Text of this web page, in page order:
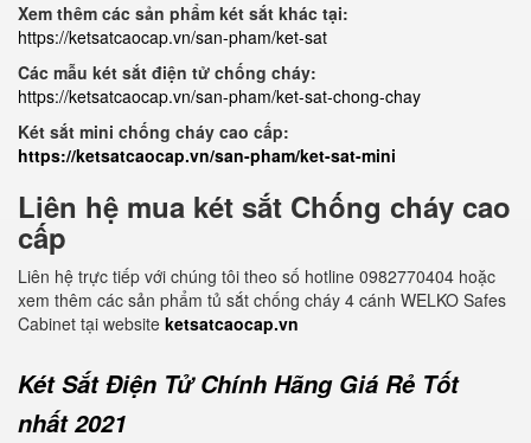
Xem thêm các sản phẩm két sắt khác tại:
https://ketsatcaocap.vn/san-pham/ket-sat
Các mẫu két sắt điện tử chống cháy:
https://ketsatcaocap.vn/san-pham/ket-sat-chong-chay
Két sắt mini chống cháy cao cấp:
https://ketsatcaocap.vn/san-pham/ket-sat-mini
Liên hệ mua két sắt Chống cháy cao
cấp
Liên hệ trực tiếp với chúng tôi theo số hotline 0982770404 hoặc
xem thêm các sản phẩm tủ sắt chống cháy 4 cánh WELKO Safes
Cabinet tại website ketsatcaocap.vn
Két Sắt Điện Tử Chính Hãng Giá Rẻ Tốt
nhất 2021